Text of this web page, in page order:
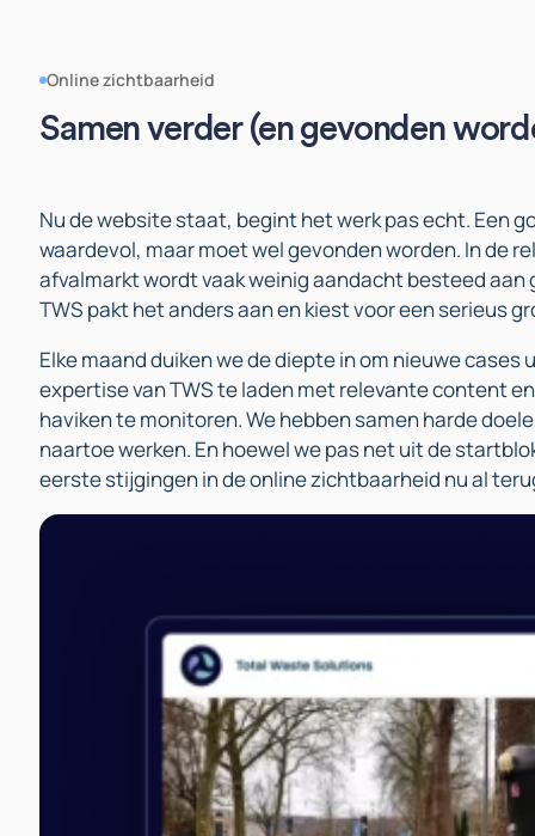
Online zichtbaarheid
Samen verder (en gevonden
Nu de website staat, begint het werk pas echt. Een
waardevol, maar moet wel gevonden worden. In de
afvalmarkt wordt vaak weinig aandacht besteed
TWS pakt het anders aan en kiest voor een serieus
Elke maand duiken we de diepte in om nieuwe cases
expertise van TWS te laden met relevante content
haviken te monitoren. We hebben samen harde
naartoe werken. En hoewel we pas net uit de
eerste stijgingen in de online zichtbaarheid nu al